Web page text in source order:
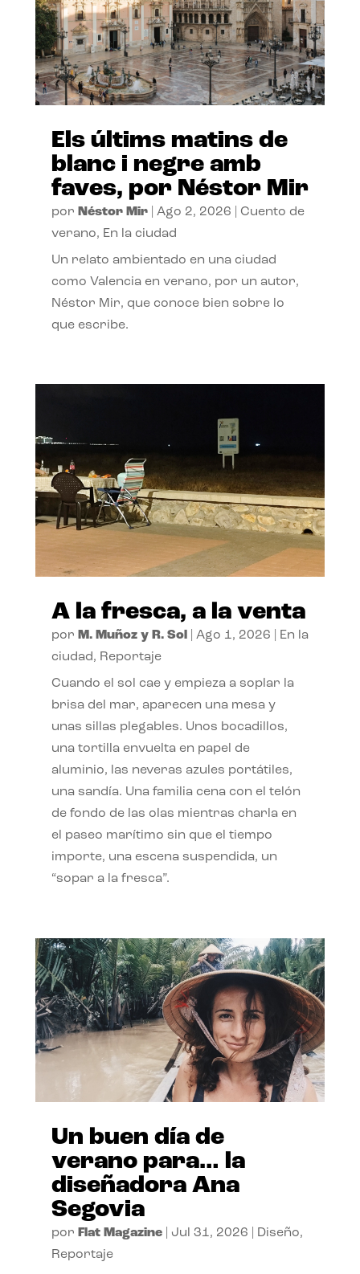
Els últims matins de
blanc i negre amb
faves, por Néstor Mir
por Néstor Mir| Ago 2, 2026
Cuento de
verano, En la ciudad
Un relato ambientado en una ciudad
como Valencia en verano, por un autor,
Néstor Mir, que conoce bien sobre lo
que escribe.
A la fresca, a la venta
por M. Muñoz y R. Sol| Ago 1, 2026
En la
ciudad, Reportaje
Cuando el sol cae y empieza a soplar la
brisa del mar, aparecen una mesa y
unas sillas plegables. Unos bocadillos,
una tortilla envuelta en papel de
aluminio, las neveras azules portátiles,
una sandía. Una familia cena con el telón
de fondo de las olas mientras charla en
el paseo marítimo sin que el tiempo
importe, una escena suspendida, un
“sopar a la fresca”.
Un buen día de
verano para… la
diseñadora Ana
Segovia
por Flat Magazine| Jul 31, 2026 Diseño,
Reportaje